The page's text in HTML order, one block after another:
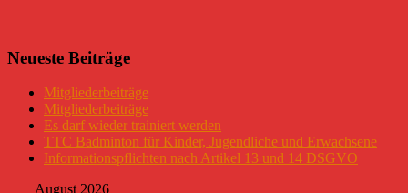
Neueste Beiträge
Mitgliederbeiträge
Mitgliederbeiträge
Es darf wieder trainiert werden
TTC Badminton für Kinder, Jugendliche und Erwachsene
Informationspflichten nach Artikel 13 und 14 DSGVO
August 2026